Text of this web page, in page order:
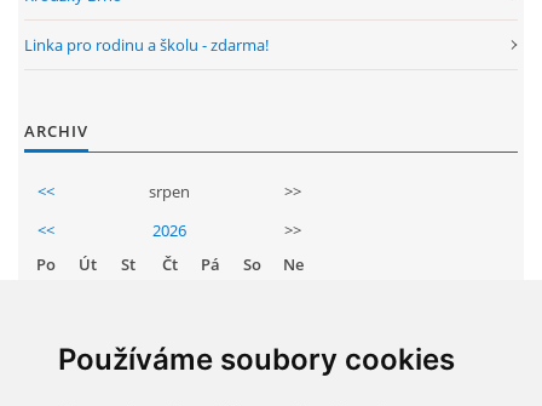
Používáme soubory cookies
NAŠE ÚSPĚCHY
GDPR
PŘEDŠKOLÁCI
JAK MOTIVOVAT DÍTĚ KE ČTENÍ
REZERVAČNÍ SYSTÉM SPORTOVNÍ HALY
Linka pro rodinu a školu - zdarma!
ARCHIV
<< srpen
>>
<<
2026
>>
Po
Út St Čt Pá So
Ne
11 12 13 14 15
16